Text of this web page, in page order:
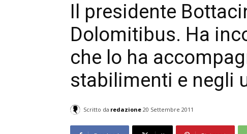
Il presidente
Dolomitibus. Ha
che lo ha
stabilimenti e negli
Scritto da redazione 20 Settembre 2011